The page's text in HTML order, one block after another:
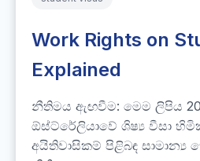
Work Rights on
Explained
නීතිමය ඇඟවීම: මෙම ලිපිය
ඕස්ට්රේලියාවේ ශිෂ්‍ය වීසා
අයිතිවාසිකම් පිළිබඳ සාමාන්‍ය